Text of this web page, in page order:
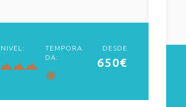
NIVEL:
TEMPORA
DA:
DESDE
650€